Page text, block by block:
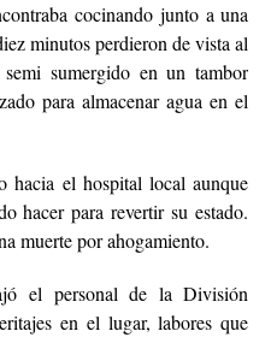
cocinando junto a una
minutos perdieron de vista al
sumergido en un tambor
para almacenar agua en el
hacia el hospital local aunque
hacer para revertir su estado.
muerte por ahogamiento.
el personal de la División
en el lugar, labores que